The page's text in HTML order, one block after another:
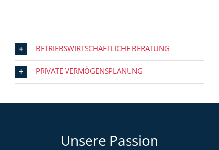
BETRIEBSWIRTSCHAFTLICHE BERATUNG
PRIVATE VERMÖGENSPLANUNG
Unsere Passion